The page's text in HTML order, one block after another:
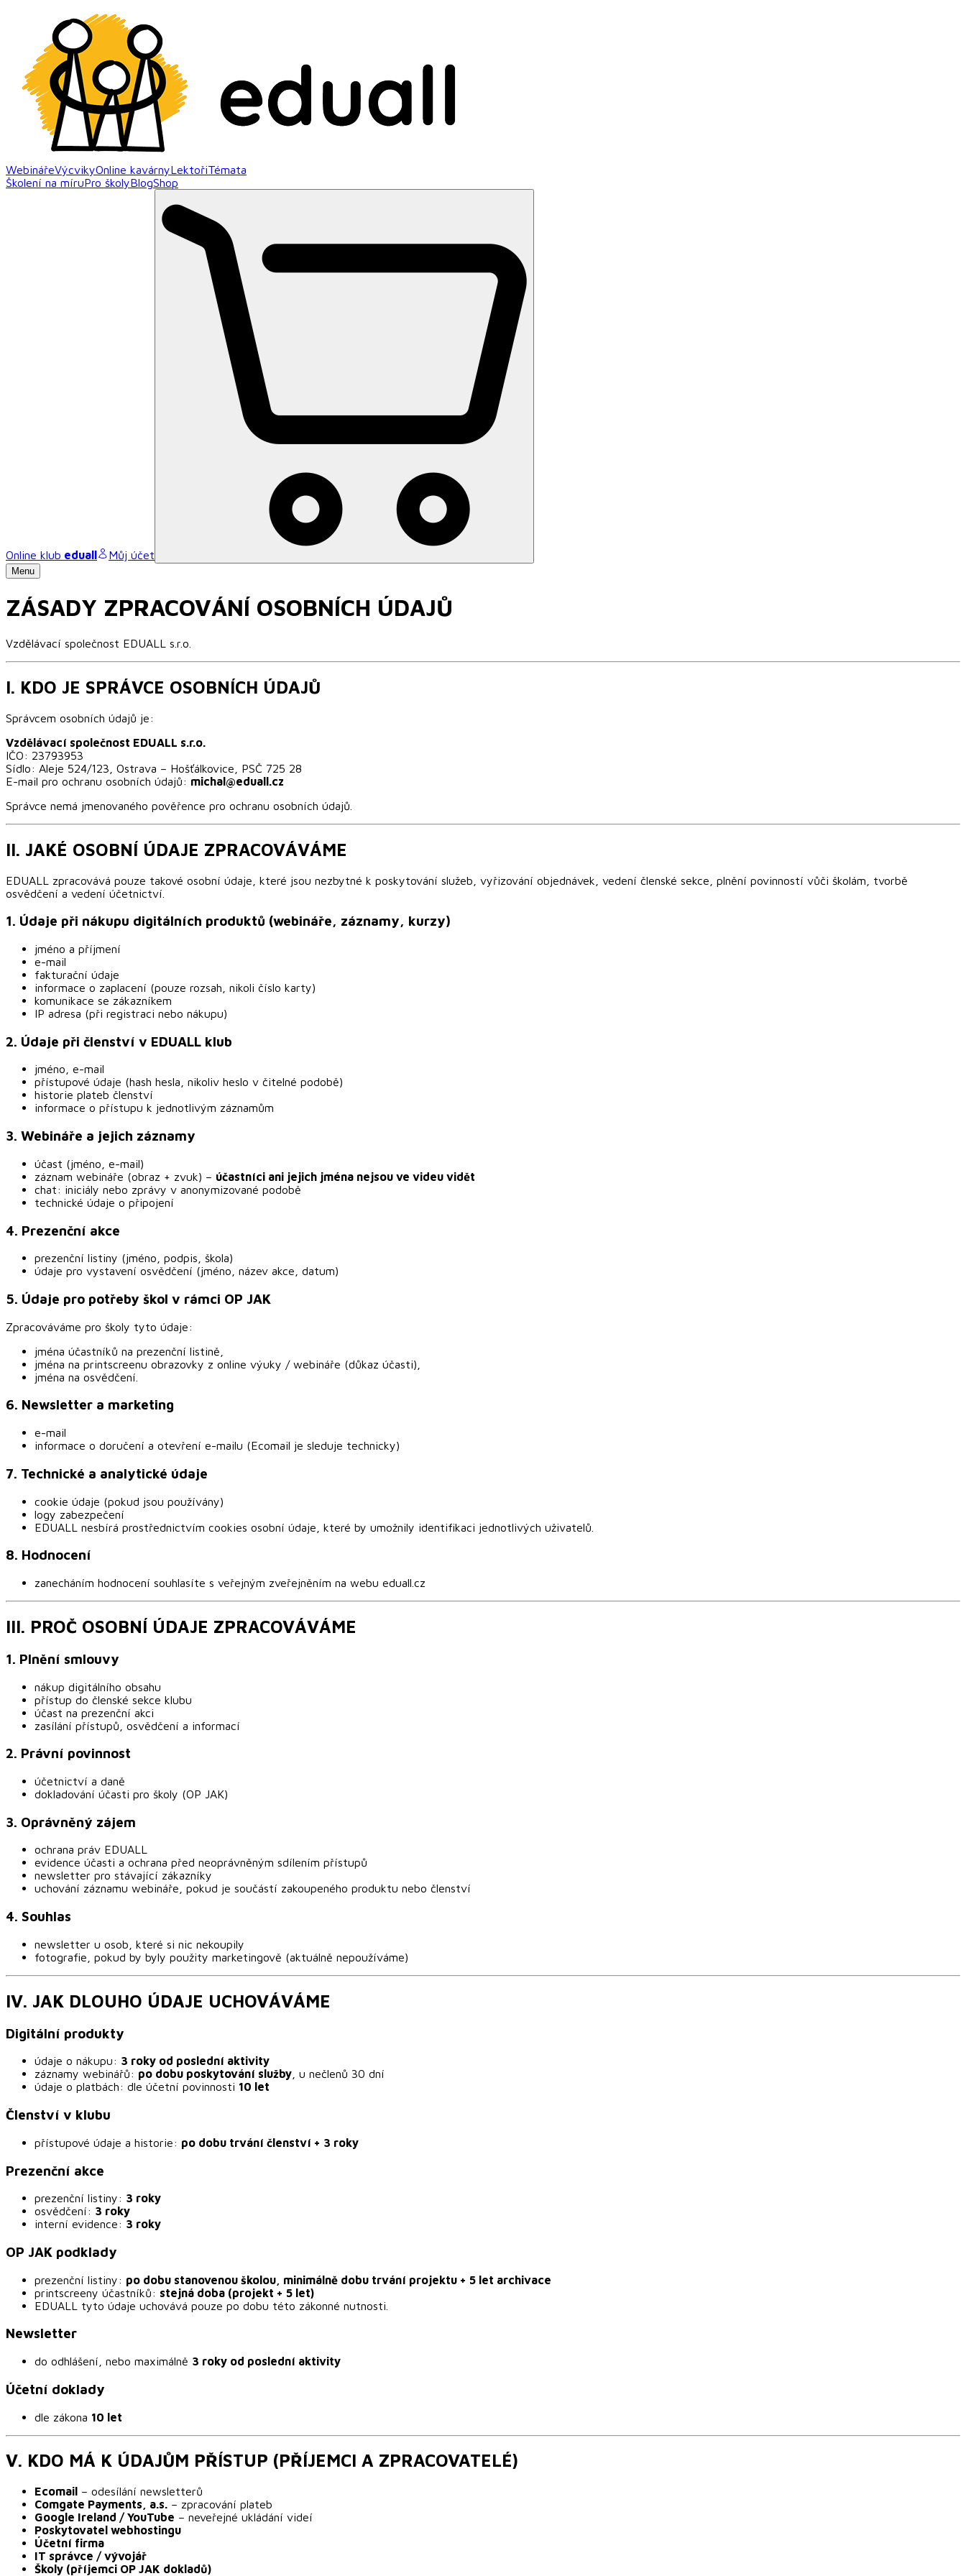
WebinářeVýcvikyOnline kavárnyLektořiTémata
Školení na míruPro školyBlogShop
Online klub eduall Můj účet
Menu
ZÁSADY ZPRACOVÁNÍ OSOBNÍCH ÚDAJŮ
Vzdělávací společnost EDUALL s.r.o.
I. KDO JE SPRÁVCE OSOBNÍCH ÚDAJŮ
Správcem osobních údajů je:
Vzdělávací společnost EDUALL s.r.o.
IČO: 23793953
Sídlo: Aleje 524/123, Ostrava – Hošťálkovice, PSČ 725 28
E-mail pro ochranu osobních údajů: michal@eduall.cz
Správce nemá jmenovaného pověřence pro ochranu osobních údajů.
II. JAKÉ OSOBNÍ ÚDAJE ZPRACOVÁVÁME
EDUALL zpracovává pouze takové osobní údaje, které jsou nezbytné k poskytování služeb, vyřizování objednávek, vedení členské sekce, plnění povinností vůči školám, tvorbě
osvědčení a vedení účetnictví.
1. Údaje při nákupu digitálních produktů (webináře, záznamy, kurzy)
jméno a příjmení
e-mail
fakturační údaje
informace o zaplacení (pouze rozsah, nikoli číslo karty)
komunikace se zákazníkem
IP adresa (při registraci nebo nákupu)
2. Údaje při členství v EDUALL klub
jméno, e-mail
přístupové údaje (hash hesla, nikoliv heslo v čitelné podobě)
historie plateb členství
informace o přístupu k jednotlivým záznamům
3. Webináře a jejich záznamy
účast (jméno, e-mail)
záznam webináře (obraz + zvuk) – účastníci ani jejich jména nejsou ve videu vidět
chat: iniciály nebo zprávy v anonymizované podobě
technické údaje o připojení
4. Prezenční akce
prezenční listiny (jméno, podpis, škola)
údaje pro vystavení osvědčení (jméno, název akce, datum)
5. Údaje pro potřeby škol v rámci OP JAK
Zpracováváme pro školy tyto údaje:
jména účastníků na prezenční listině,
jména na printscreenu obrazovky z online výuky / webináře (důkaz účasti),
jména na osvědčení.
6. Newsletter a marketing
e-mail
informace o doručení a otevření e-mailu (Ecomail je sleduje technicky)
7. Technické a analytické údaje
cookie údaje (pokud jsou používány)
logy zabezpečení
EDUALL nesbírá prostřednictvím cookies osobní údaje, které by umožnily identifikaci jednotlivých uživatelů.
8. Hodnocení
zanecháním hodnocení souhlasíte s veřejným zveřejněním na webu eduall.cz
III. PROČ OSOBNÍ ÚDAJE ZPRACOVÁVÁME
1. Plnění smlouvy
nákup digitálního obsahu
přístup do členské sekce klubu
účast na prezenční akci
zasílání přístupů, osvědčení a informací
2. Právní povinnost
účetnictví a daně
dokladování účasti pro školy (OP JAK)
3. Oprávněný zájem
ochrana práv EDUALL
evidence účasti a ochrana před neoprávněným sdílením přístupů
newsletter pro stávající zákazníky
uchování záznamu webináře, pokud je součástí zakoupeného produktu nebo členství
4. Souhlas
newsletter u osob, které si nic nekoupily
fotografie, pokud by byly použity marketingově (aktuálně nepoužíváme)
IV. JAK DLOUHO ÚDAJE UCHOVÁVÁME
Digitální produkty
údaje o nákupu: 3 roky od poslední aktivity
záznamy webinářů: po dobu poskytování služby , u nečlenů 30 dní
údaje o platbách: dle účetní povinnosti 10 let
Členství v klubu
přístupové údaje a historie: po dobu trvání členství + 3 roky
Prezenční akce
prezenční listiny: 3 roky
osvědčení: 3 roky
interní evidence: 3 roky
OP JAK podklady
prezenční listiny: po dobu stanovenou školou, minimálně dobu trvání projektu + 5 let archivace
printscreeny účastníků: stejná doba (projekt + 5 let)
EDUALL tyto údaje uchovává pouze po dobu této zákonné nutnosti.
Newsletter
do odhlášení, nebo maximálně 3 roky od poslední aktivity
Účetní doklady
dle zákona 10 let
V. KDO MÁ K ÚDAJŮM PŘÍSTUP (PŘÍJEMCI A ZPRACOVATELÉ)
Ecomail – odesílání newsletterů
Comgate Payments, a.s. – zpracování plateb
Google Ireland / YouTube – neveřejné ukládání videí
Poskytovatel webhostingu
Účetní firma
IT správce / vývojář
Školy (příjemci OP JAK dokladů)